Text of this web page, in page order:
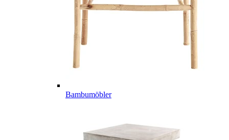
Bambumöbler